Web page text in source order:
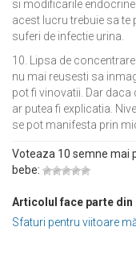
si modificarile
acest lucru trebuie sa te
suferi de infectie urina.
10. Lipsa de
nu mai reusesti sa
pot fi vinovatii. Dar
ar putea fi explicatia.
se pot manifesta prin
Voteaza 10 semne mai
bebe:
Articolul face parte
Sfaturi pentru viitoare